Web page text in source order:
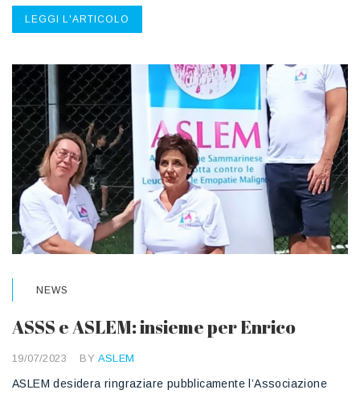
LEGGI L'ARTICOLO
NEWS
ASSS e ASLEM: insieme per Enrico
19/07/2023 BY ASLEM
ASLEM desidera ringraziare pubblicamente l’Associazione